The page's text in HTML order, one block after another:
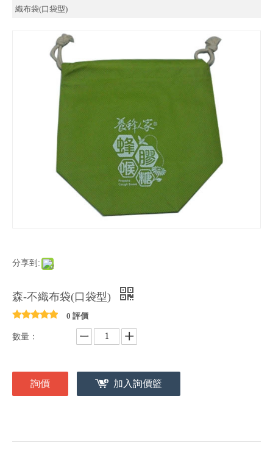
織布袋(口袋型)
分享到:
森-不織布袋(口袋型)
0 評價
數量：
詢價 加入詢價籃